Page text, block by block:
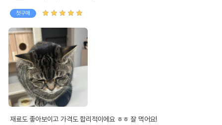
첫구매
재료도 좋아보이고 가격도 합리적이에요 ㅎㅎ 잘 먹어요!